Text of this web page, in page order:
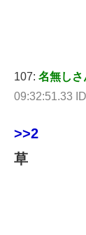
107: 名無しさ
09:32:51.33
>>2
草